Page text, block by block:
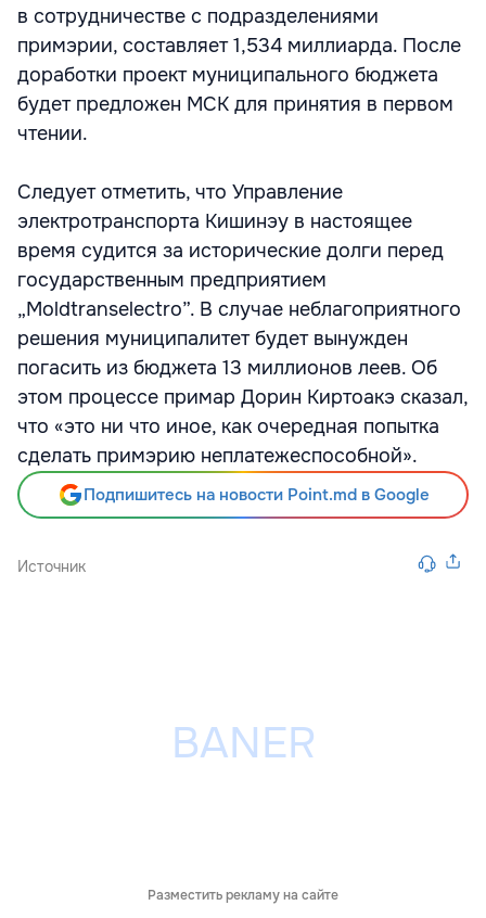
в сотрудничестве с подразделениями
примэрии, составляет 1,534 миллиарда. После
доработки проект муниципального бюджета
будет предложен МСК для принятия в первом
чтении.
Следует отметить, что Управление
электротранспорта Кишинэу в настоящее
время судится за исторические долги перед
государственным предприятием
„Moldtranselectro”. В случае неблагоприятного
решения муниципалитет будет вынужден
погасить из бюджета 13 миллионов леев. Об
этом процессе примар Дорин Киртоакэ сказал,
что «это ни что иное, как очередная попытка
сделать примэрию неплатежеспособной».
Подпишитесь на новости Point.md в Google
Источник
Разместить рекламу на сайте